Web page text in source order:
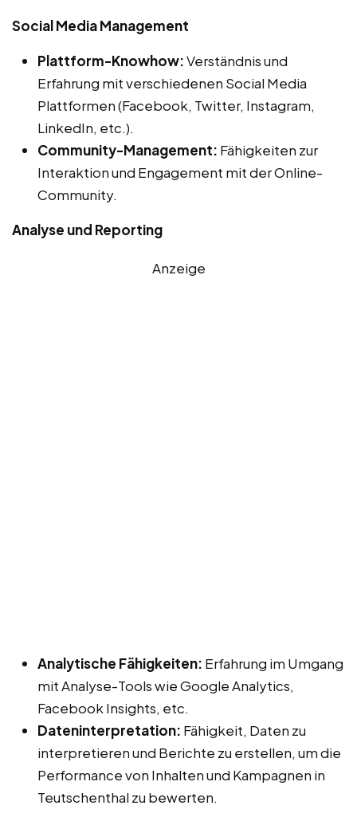
Social Media Management
Plattform-Knowhow:Verständnis und
Erfahrung mit verschiedenen Social Media
Plattformen (Facebook, Twitter, Instagram,
LinkedIn, etc.).
Community-Management: Fähigkeiten zur
Interaktion und Engagement mit der Online-
Community.
Analyse und Reporting
Anzeige
Analytische Fähigkeiten: Erfahrung im Umgang
mit Analyse-Tools wie Google Analytics,
Facebook Insights, etc.
Dateninterpretation: Fähigkeit, Daten zu
interpretieren und Berichte zu erstellen, um die
Performance von Inhalten und Kampagnen in
Teutschenthal zu bewerten.